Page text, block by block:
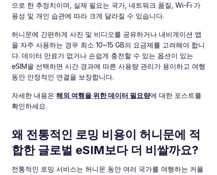
으로 한 추정치이며, 실제 필요는 국가, 네트워크 품질, Wi-Fi 가
용성 및 개인 습관에 따라 크게 달라질 수 있습니다.
허니문에 간편하게 사진 및 비디오를 공유하거나 내비게이션 앱
을 자주 사용하는 경우 최소 10~15 GB의 요금제를 고려해야 합니
다. 데이터 만료가 없거나 손쉽게 충전할 수 있는 옵션이 있는
eSIM을 선택하면 시간 경과에 따른 사용량 관리가 용이하고 여행
동안 안정적인 연결을 보장합니다.
자세한 내용은 해외 여행을 위한 데이터 필요량에 대한 포스트를
확인하세요.
왜 전통적인 로밍 비용이 허니문에 적
합한 글로벌 eSIM보다 더 비쌀까요?
전통적인 로밍 서비스는 허니문 동안 여러 국가를 여행하는 커플